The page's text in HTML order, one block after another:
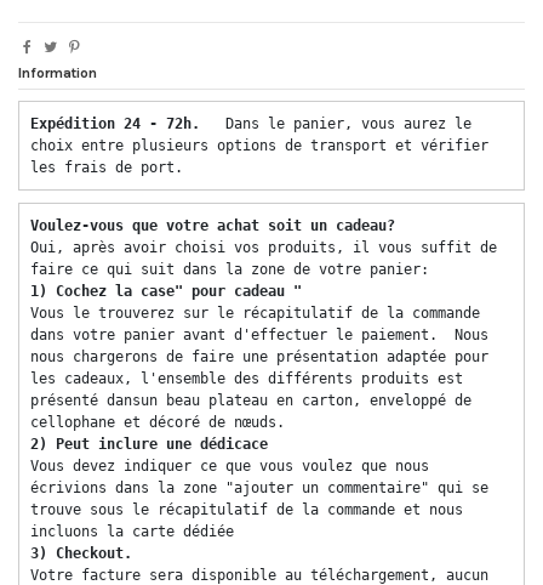
Information
Expédition 24 - 72h.
Dans le panier, vous aurez le
choix entre plusieurs options de transport et vérifier
les frais de port.
Voulez-vous que votre achat soit un cadeau?
Oui, après avoir choisi vos produits, il vous suffit de
faire ce qui suit dans la zone de votre panier:
1) Cochez la case" pour cadeau "
Vous le trouverez sur le récapitulatif de la commande
dans votre panier avant d'effectuer le paiement.  Nous
nous chargerons de faire une présentation adaptée pour
les cadeaux, l'ensemble des différents produits est
présenté dansun beau plateau en carton, enveloppé de
cellophane et décoré de nœuds.
2) Peut inclure une dédicace
Vous devez indiquer ce que vous voulez que nous
écrivions dans la zone "ajouter un commentaire" qui se
trouve sous le récapitulatif de la commande et nous
incluons la carte dédiée
3) Checkout.
Votre facture sera disponible au téléchargement, aucun